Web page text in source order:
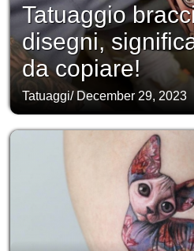
Tatuaggio
disegni,
da copiare!
Tatuaggi/ December 29, 2023